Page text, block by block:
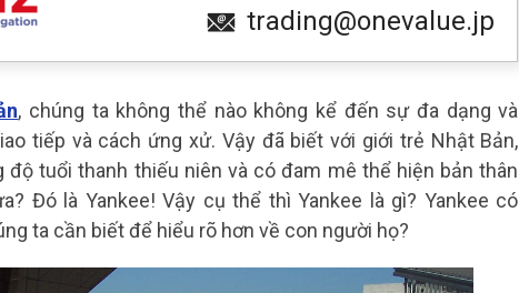
trading@onevalue.jp
, chúng ta không thể nào không kể đến sự đa dạng và
tiếp và cách ứng xử. Vậy đã biết với giới trẻ Nhật Bản,
tuổi thanh thiếu niên và có đam mê thể hiện bản thân
Đó là Yankee! Vậy cụ thể thì Yankee là gì? Yankee có
ta cần biết để hiểu rõ hơn về con người họ?